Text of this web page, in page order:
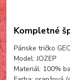
Kompletné
Pánske tričko
Model: JOZEP
Materiál: 100%